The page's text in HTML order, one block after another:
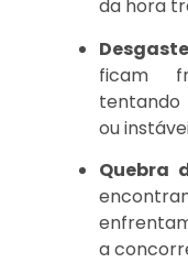
da hora
ficam
tentando
ou
Quebra
a